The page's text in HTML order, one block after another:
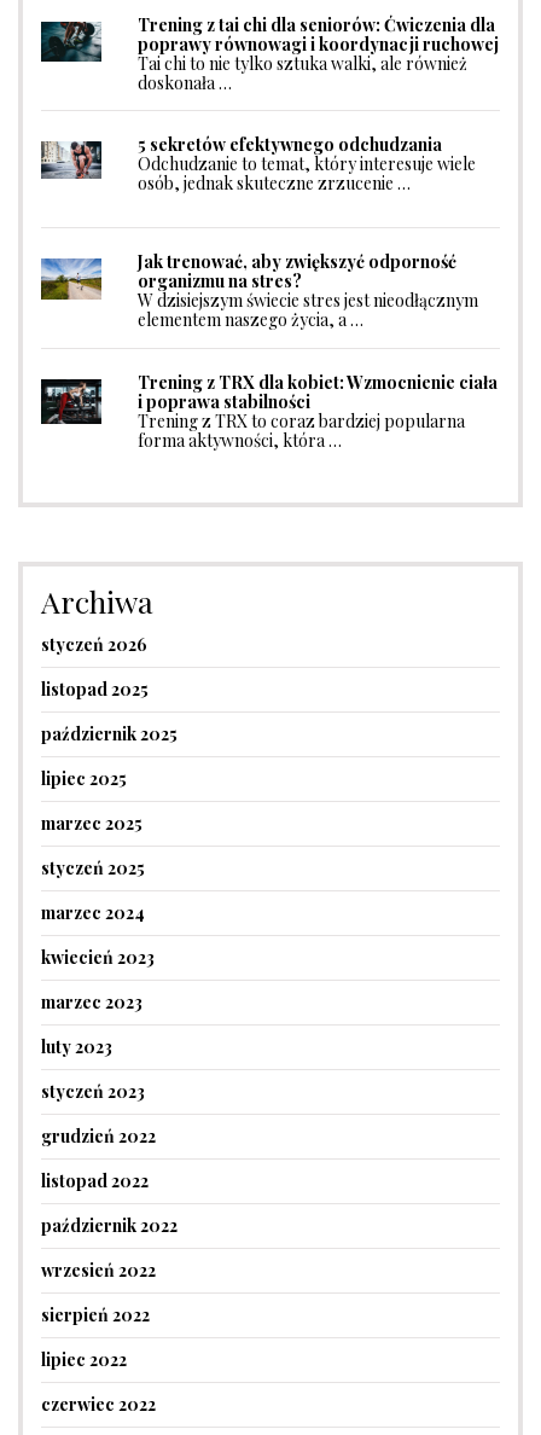
Trening z tai chi dla seniorów: Ćwiczenia dla
poprawy równowagi i koordynacji ruchowej
Tai chi to nie tylko sztuka walki, ale również
doskonała …
5 sekretów efektywnego odchudzania
Odchudzanie to temat, który interesuje wiele
osób, jednak skuteczne zrzucenie …
Jak trenować, aby zwiększyć odporność
organizmu na stres?
W dzisiejszym świecie stres jest nieodłącznym
elementem naszego życia, a …
Trening z TRX dla kobiet: Wzmocnienie ciała
i poprawa stabilności
Trening z TRX to coraz bardziej popularna
forma aktywności, która …
Archiwa
styczeń 2026
listopad 2025
październik 2025
lipiec 2025
marzec 2025
styczeń 2025
marzec 2024
kwiecień 2023
marzec 2023
luty 2023
styczeń 2023
grudzień 2022
listopad 2022
październik 2022
wrzesień 2022
sierpień 2022
lipiec 2022
czerwiec 2022